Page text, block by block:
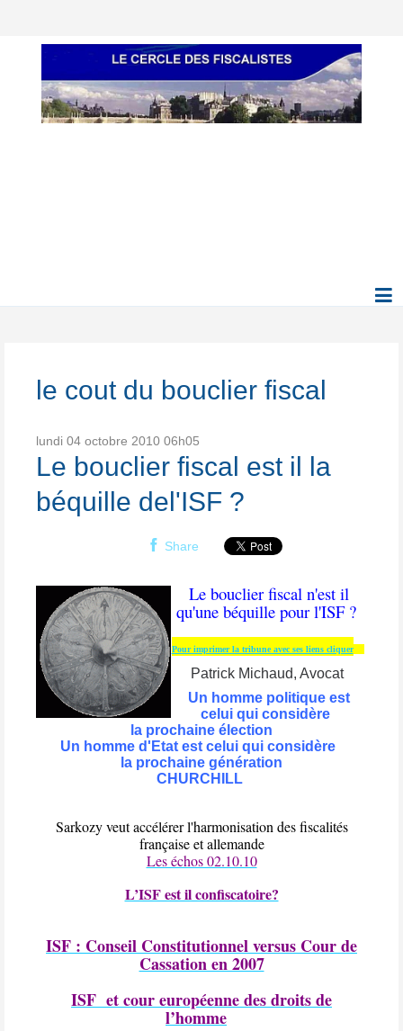
le cout du bouclier fiscal
lundi 04 octobre 2010 06h05
Le bouclier fiscal est il la
béquille del'ISF ?
Share
Le bouclier fiscal n'est il
qu'une béquille pour l'ISF ?
Pour imprimer la tribune avec ses liens cliquer
Patrick Michaud, Avocat
Un homme politique est
celui qui considère
la prochaine élection
Un homme d'Etat est celui qui considère
la prochaine génération
CHURCHILL
Sarkozy veut accélérer l'harmonisation des fiscalités
française et allemande
Les échos 02.10.10
L’ISF est il confiscatoire?
ISF : Conseil Constitutionnel versus Cour de
Cassation en 2007
ISF et cour européenne des droits de
l’homme